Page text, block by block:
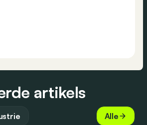
artikels
Alle